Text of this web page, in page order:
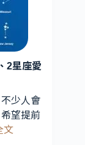
象
曝
象
專
2星座愛
少人會
望提前
文: